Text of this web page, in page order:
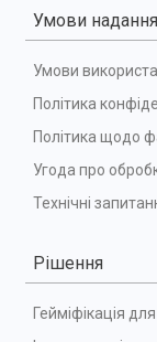
Умови
Умови
Політика
Політика щодо
Угода про
Технічні
Рішення
Гейміфікація